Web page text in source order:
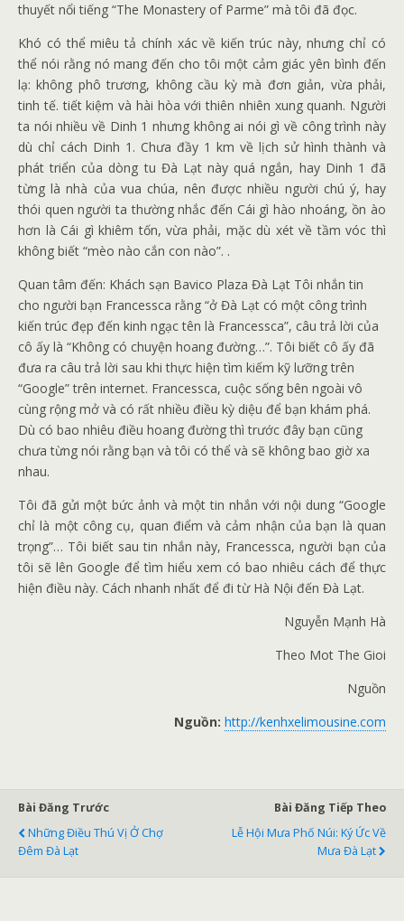
thuyết nổi tiếng “The Monastery of Parme” mà tôi đã đọc.
Khó có thể miêu tả chính xác về kiến ​​trúc này, nhưng chỉ có
thể nói rằng nó mang đến cho tôi một cảm giác yên bình đến
lạ: không phô trương, không cầu kỳ mà đơn giản, vừa phải,
tinh tế. tiết kiệm và hài hòa với thiên nhiên xung quanh. Người
ta nói nhiều về Dinh 1 nhưng không ai nói gì về công trình này
dù chỉ cách Dinh 1. Chưa đầy 1 km về lịch sử hình thành và
phát triển của dòng tu Đà Lạt này quá ngắn, hay Dinh 1 đã
từng là nhà của vua chúa, nên được nhiều người chú ý, hay
thói quen người ta thường nhắc đến Cái gì hào nhoáng, ồn ào
hơn là Cái gì khiêm tốn, vừa phải, mặc dù xét về tầm vóc thì
không biết “mèo nào cắn con nào”. .
Quan tâm đến: Khách sạn Bavico Plaza Đà Lạt Tôi nhắn tin
cho người bạn Francessca rằng “ở Đà Lạt có một công trình
kiến ​​trúc đẹp đến kinh ngạc tên là Francessca”, câu trả lời của
cô ấy là “Không có chuyện hoang đường…”. Tôi biết cô ấy đã
đưa ra câu trả lời sau khi thực hiện tìm kiếm kỹ lưỡng trên
“Google” trên internet. Francessca, cuộc sống bên ngoài vô
cùng rộng mở và có rất nhiều điều kỳ diệu để bạn khám phá.
Dù có bao nhiêu điều hoang đường thì trước đây bạn cũng
chưa từng nói rằng bạn và tôi có thể và sẽ không bao giờ xa
nhau.
Tôi đã gửi một bức ảnh và một tin nhắn với nội dung “Google
chỉ là một công cụ, quan điểm và cảm nhận của bạn là quan
trọng”… Tôi biết sau tin nhắn này, Francessca, người bạn của
tôi sẽ lên Google để tìm hiểu xem có bao nhiêu cách để thực
hiện điều này. Cách nhanh nhất để đi từ Hà Nội đến Đà Lạt.
Nguyễn Mạnh Hà
Theo Mot The Gioi
Nguồn
Nguồn: http://kenhxelimousine.com
Bài Đăng Trước
Những Điều Thú Vị Ở Chợ
Đêm Đà Lạt
Bài Đăng Tiếp Theo
Lễ Hội Mưa Phố Núi: Ký Ức Về
Mưa Đà Lạt